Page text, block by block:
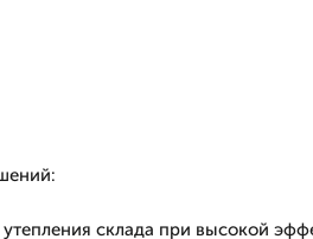
утепления склада при высокой